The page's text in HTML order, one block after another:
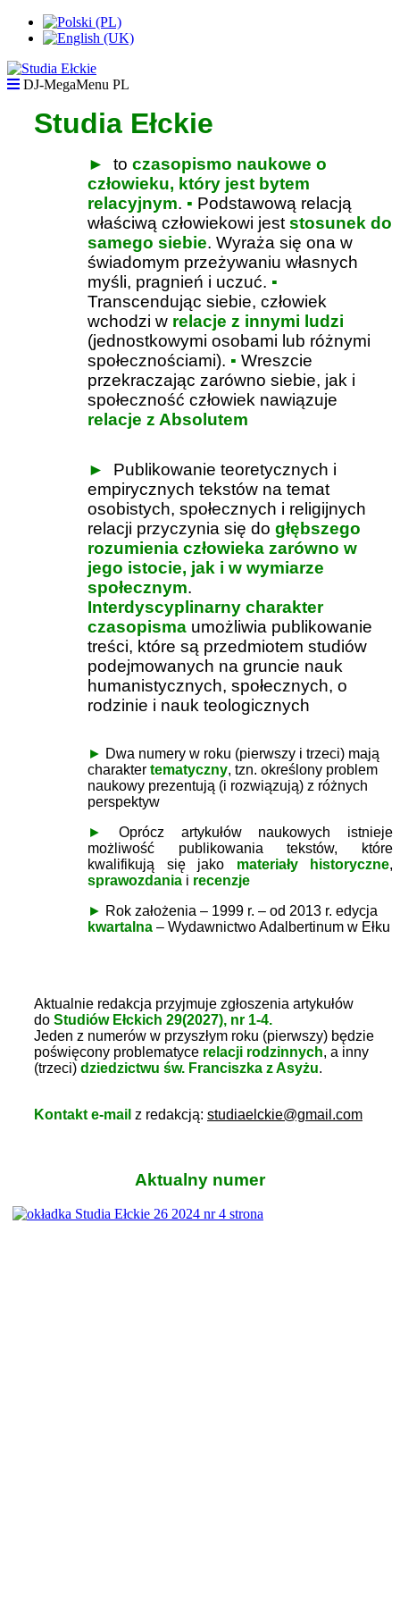
DJ-MegaMenu PL
Studia Ełckie
► to czasopismo naukowe o
człowieku, który jest bytem
relacyjnym. ▪ Podstawową relacją
właściwą człowiekowi jest stosunek do
samego siebie. Wyraża się ona w
świadomym przeżywaniu własnych
myśli, pragnień i uczuć. ▪
Transcendując siebie, człowiek
wchodzi w relacje z innymi ludzi
(jednostkowymi osobami lub różnymi
społecznościami). ▪ Wreszcie
przekraczając zarówno siebie, jak i
społeczność człowiek nawiązuje
relacje z Absolutem
►
Publikowanie teoretycznych i
empirycznych tekstów na temat
osobistych, społecznych i religijnych
relacji przyczynia się do głębszego
rozumienia człowieka zarówno w
jego istocie, jak i w wymiarze
społecznym.
Interdyscyplinarny charakter
czasopisma umożliwia publikowanie
treści, które są przedmiotem studiów
podejmowanych na gruncie nauk
humanistycznych, społecznych, o
rodzinie i nauk teologicznych
► Dwa numery w roku (pierwszy i trzeci) mają
charakter tematyczny, tzn. określony problem
naukowy prezentują (i rozwiązują) z różnych
perspektyw
►
Oprócz artykułów naukowych istnieje
możliwość publikowania tekstów, które
kwalifikują się jako materiały historyczne,
sprawozdania i recenzje
► Rok założenia – 1999 r. – od 2013 r. edycja
kwartalna – Wydawnictwo Adalbertinum w Ełku
Aktualnie redakcja przyjmuje zgłoszenia artykułów
do Studiów Ełckich 29(2027), nr 1-4.
Jeden z numerów w przyszłym roku (pierwszy) będzie
poświęcony problematyce relacji rodzinnych, a inny
(trzeci) dziedzictwu św. Franciszka z Asyżu.
Kontakt e-mail z redakcją: studiaelckie@gmail.com
Aktualny numer